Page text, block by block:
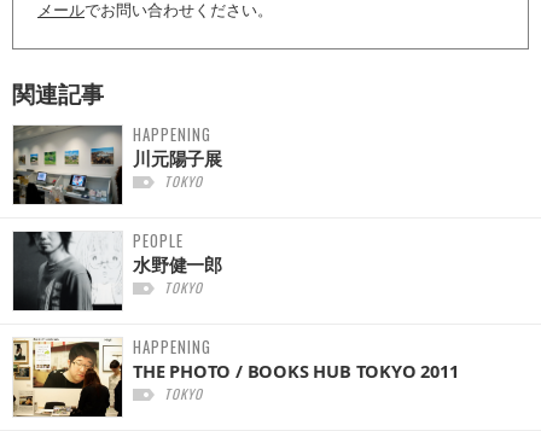
メールでお問い合わせください。
関連記事
HAPPENING
川元陽子展
TOKYO
PEOPLE
水野健一郎
TOKYO
HAPPENING
THE PHOTO / BOOKS HUB TOKYO 2011
TOKYO